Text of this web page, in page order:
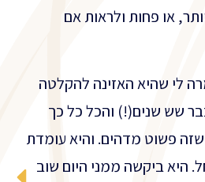
או פחות ולראות אם
לי שהיא האזינה להקלטה
שש שנים(!) והכל כל כך
שזה פשוט מדהים. והיא עומדת
היא ביקשה ממני היום שוב